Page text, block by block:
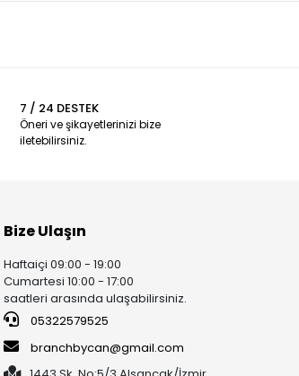
7 / 24 DESTEK
Öneri ve şikayetlerinizi bize
iletebilirsiniz.
Bize Ulaşın
Haftaiçi 09:00 - 19:00
Cumartesi 10:00 - 17:00
saatleri arasında ulaşabilirsiniz.
05322579525
branchbycan@gmail.com